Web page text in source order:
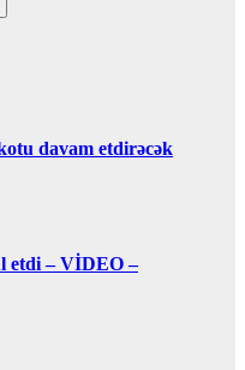
davam etdirəcək
etdi – VİDEO –